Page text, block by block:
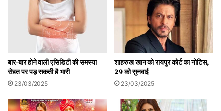
बार-बार होने वाली एसिडिटी की समस्या
सेहत पर पड़ सकती है भारी
23/03/2025
शाहरुख खान को रायपुर कोर्ट का नोटिस,
29 को सुनवाई
23/03/2025